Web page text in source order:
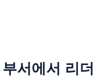
서에서 리더